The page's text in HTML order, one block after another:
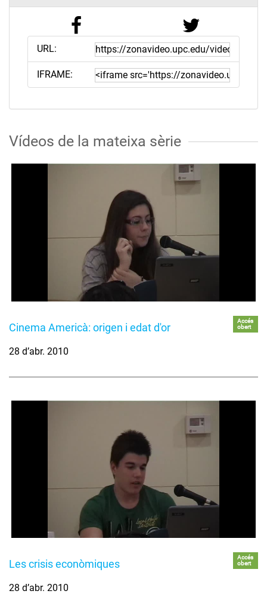
URL:
IFRAME:
Vídeos de la mateixa sèrie
Cinema Americà: origen i edat d'or
Accés
obert
28 d’abr. 2010
Les crisis econòmiques
Accés
obert
28 d’abr. 2010